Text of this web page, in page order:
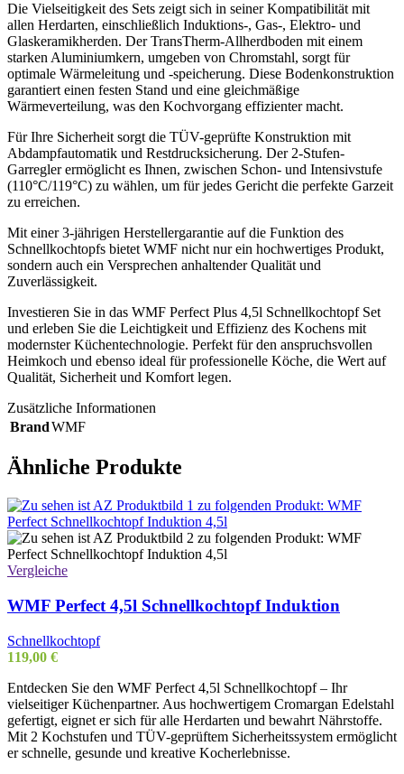
Die Vielseitigkeit des Sets zeigt sich in seiner Kompatibilität mit
allen Herdarten, einschließlich Induktions-, Gas-, Elektro- und
Glaskeramikherden. Der TransTherm-Allherdboden mit einem
starken Aluminiumkern, umgeben von Chromstahl, sorgt für
optimale Wärmeleitung und -speicherung. Diese Bodenkonstruktion
garantiert einen festen Stand und eine gleichmäßige
Wärmeverteilung, was den Kochvorgang effizienter macht.
Für Ihre Sicherheit sorgt die TÜV-geprüfte Konstruktion mit
Abdampfautomatik und Restdrucksicherung. Der 2-Stufen-
Garregler ermöglicht es Ihnen, zwischen Schon- und Intensivstufe
(110°C/119°C) zu wählen, um für jedes Gericht die perfekte Garzeit
zu erreichen.
Mit einer 3-jährigen Herstellergarantie auf die Funktion des
Schnellkochtopfs bietet WMF nicht nur ein hochwertiges Produkt,
sondern auch ein Versprechen anhaltender Qualität und
Zuverlässigkeit.
Investieren Sie in das WMF Perfect Plus 4,5l Schnellkochtopf Set
und erleben Sie die Leichtigkeit und Effizienz des Kochens mit
modernster Küchentechnologie. Perfekt für den anspruchsvollen
Heimkoch und ebenso ideal für professionelle Köche, die Wert auf
Qualität, Sicherheit und Komfort legen.
Zusätzliche Informationen
BrandWMF
Ähnliche Produkte
Vergleiche
WMF Perfect 4,5l Schnellkochtopf Induktion
Schnellkochtopf
119,00 €
Entdecken Sie den WMF Perfect 4,5l Schnellkochtopf – Ihr
vielseitiger Küchenpartner. Aus hochwertigem Cromargan Edelstahl
gefertigt, eignet er sich für alle Herdarten und bewahrt Nährstoffe.
Mit 2 Kochstufen und TÜV-geprüftem Sicherheitssystem ermöglicht
er schnelle, gesunde und kreative Kocherlebnisse.